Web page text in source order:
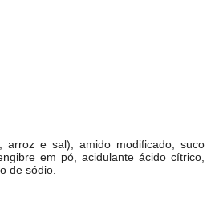
e sal), amido modificado, suco
em pó, acidulante ácido cítrico,
de sódio.